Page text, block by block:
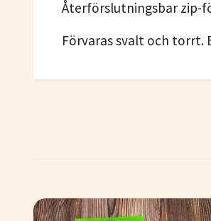
Återförslutningsbar zip-
Förvaras svalt och torrt.